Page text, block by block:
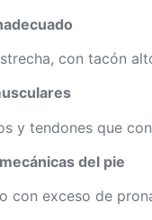
con tacón
y tendones que
del pie
con exceso de